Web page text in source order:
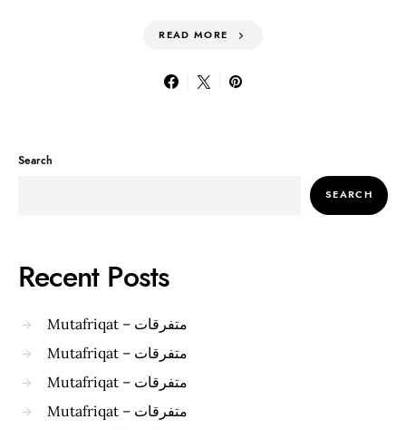
READ MORE
Search
SEARCH
Recent Posts
Mutafriqat – متفرقات
Mutafriqat – متفرقات
Mutafriqat – متفرقات
Mutafriqat – متفرقات